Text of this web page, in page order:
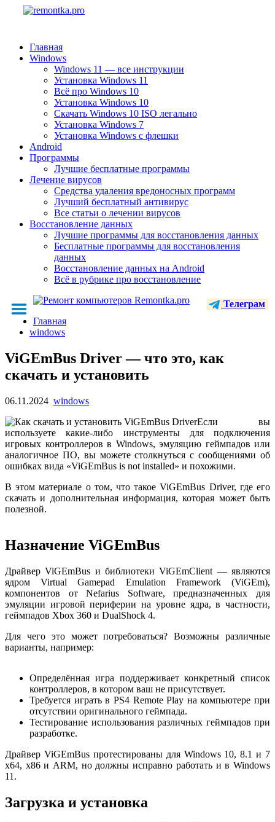
Главная
Windows
Windows 11 — все инструкции
Установка Windows 11
Всё про Windows 10
Установка Windows 10
Скачать Windows 10 ISO легально
Установка Windows 7
Установка Windows с флешки
Android
Программы
Лучшие бесплатные программы
Лечение вирусов
Средства удаления вредоносных программ
Лучший бесплатный антивирус
Все статьи о лечении вирусов
Восстановление данных
Лучшие программы для восстановления данных
Бесплатные программы для восстановления
данных
Восстановление данных на Android
Всё в рубрике про восстановление
Телеграм
Главная
windows
ViGEmBus Driver — что это, как
скачать и установить
06.11.2024 windows
Если вы
используете какие-либо инструменты для подключения
игровых контроллеров в Windows, эмуляцию геймпадов или
аналогичное ПО, вы можете столкнуться с сообщениями об
ошибках вида «ViGEmBus is not installed» и похожими.
В этом материале о том, что такое ViGEmBus Driver, где его
скачать и дополнительная информация, которая может быть
полезной.
Назначение ViGEmBus
Драйвер ViGEmBus и библиотеки ViGEmClient — являются
ядром Virtual Gamepad Emulation Framework (ViGEm),
компонентов от Nefarius Software, предназначенных для
эмуляции игровой периферии на уровне ядра, в частности,
геймпадов Xbox 360 и DualShock 4.
Для чего это может потребоваться? Возможны различные
варианты, например:
Определённая игра поддерживает конкретный список
контроллеров, в котором ваш не присутствует.
Требуется играть в PS4 Remote Play на компьютере при
отсутствии оригинального геймпада.
Тестирование использования различных геймпадов при
разработке.
Драйвер ViGEmBus протестированы для Windows 10, 8.1 и 7
x64, x86 и ARM, но должны исправно работать и в Windows
11.
Загрузка и установка